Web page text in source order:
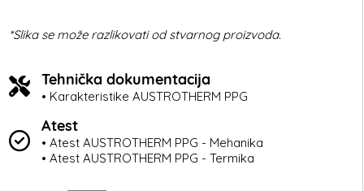
*Slika se može razlikovati od stvarnog proizvoda.
Tehnička dokumentacija
• Karakteristike AUSTROTHERM PPG
Atest
• Atest AUSTROTHERM PPG - Mehanika
• Atest AUSTROTHERM PPG - Termika